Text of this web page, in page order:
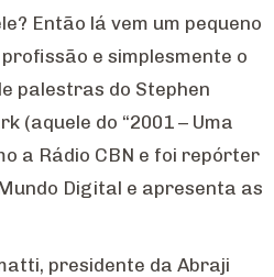
Então lá vem um pequeno
e simplesmente o
palestras do Stephen
(aquele do “2001 – Uma
a Rádio CBN e foi repórter
Digital e apresenta as
presidente da Abraji